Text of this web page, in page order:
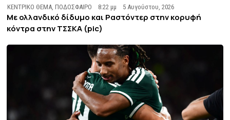
ΚΕΝΤΡΙΚΟ ΘΕΜΑ ,ΠΟΔΟΣΦΑΙΡΟ 8:22 μμ 5 Αυγούστου, 2026
Με ολλανδικό δίδυμο και Ραστόντερ στην κορυφή
κόντρα στην ΤΣΣΚΑ (pic)